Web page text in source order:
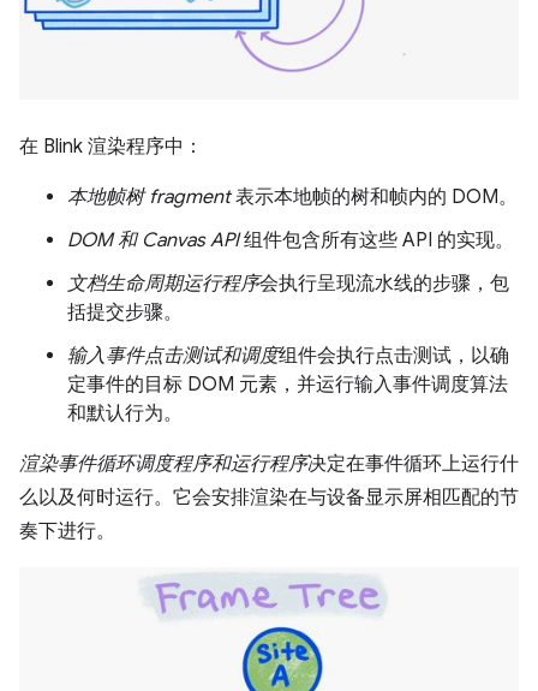
在 Blink 渲染程序中：
本地帧树 fragment表示本地帧的树和帧内的 DOM。
DOM 和 Canvas API组件包含所有这些 API 的实现。
文档生命周期运行程序会执行呈现流水线的步骤，包
括提交步骤。
输入事件点击测试和调度组件会执行点击测试，以确
定事件的目标 DOM 元素，并运行输入事件调度算法
和默认行为。
渲染事件循环调度程序和运行程序决定在事件循环上运行什
么以及何时运行。它会安排渲染在与设备显示屏相匹配的节
奏下进行。